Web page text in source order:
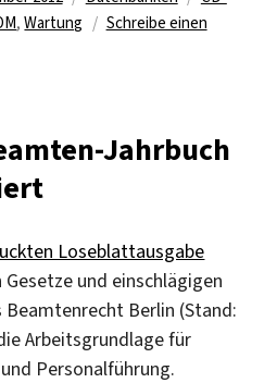
,Wartung
Schreibe einen
Jahrbuch
Loseblattausgabe
und einschlägigen
Berlin (Stand:
Arbeitsgrundlage für
Personalführung.